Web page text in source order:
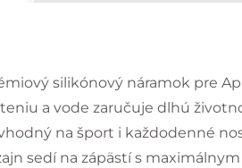
silikónový náramok pre
a vode zaručuje dlhú
na šport i každodenné
sedí na zápästí s